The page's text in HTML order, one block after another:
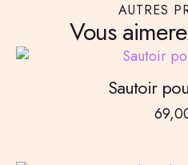
AUTRES
Vous
Sautoir